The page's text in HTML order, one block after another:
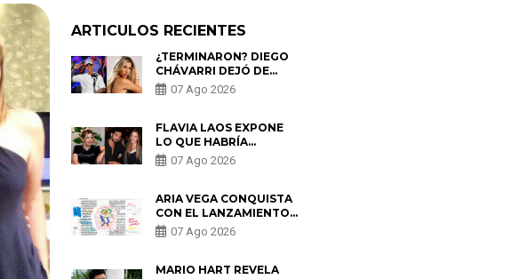
ARTICULOS RECIENTES
¿TERMINARON? DIEGO
CHÁVARRI DEJÓ DE
SEGUIR A GABRIELA
HERRERA Y ANUNCIA SU
07 Ago 2026
FLAVIA LAOS EXPONE
LO QUE HABRÍA
BUSCADO PABLO
HEREDIA CON ALE
PARTES QUERÍA EL
REMEMBER”
07 Ago 2026
ARIA VEGA CONQUISTA
CON EL LANZAMIENTO
DE “TOTOTO (+4)”
07 Ago 2026
MARIO HART REVELA